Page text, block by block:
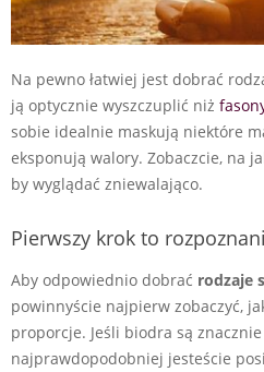
Na pewno łatwiej jest dobrać
ją optycznie wyszczuplić niż
sobie idealnie maskują niektóre
eksponują walory. Zobaczcie, na
by wyglądać zniewalająco.
Pierwszy krok to
Aby odpowiednio dobrać rodzaje
powinnyście najpierw zobaczyć,
proporcje. Jeśli biodra są
najprawdopodobniej jesteście